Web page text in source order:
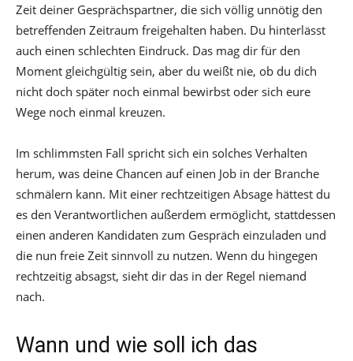
Zeit deiner Gesprächspartner, die sich völlig unnötig den
betreffenden Zeitraum freigehalten haben. Du hinterlässt
auch einen schlechten Eindruck. Das mag dir für den
Moment gleichgültig sein, aber du weißt nie, ob du dich
nicht doch später noch einmal bewirbst oder sich eure
Wege noch einmal kreuzen.
Im schlimmsten Fall spricht sich ein solches Verhalten
herum, was deine Chancen auf einen Job in der Branche
schmälern kann. Mit einer rechtzeitigen Absage hättest du
es den Verantwortlichen außerdem ermöglicht, stattdessen
einen anderen Kandidaten zum Gespräch einzuladen und
die nun freie Zeit sinnvoll zu nutzen. Wenn du hingegen
rechtzeitig absagst, sieht dir das in der Regel niemand
nach.
Wann und wie soll ich das